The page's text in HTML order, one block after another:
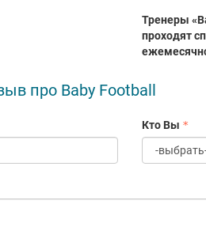
Тренеры
проходят
про Baby Football
Кто Вы